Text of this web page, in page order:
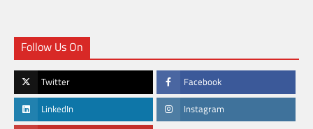
Follow Us On
Twitter Facebook
LinkedIn Instagram